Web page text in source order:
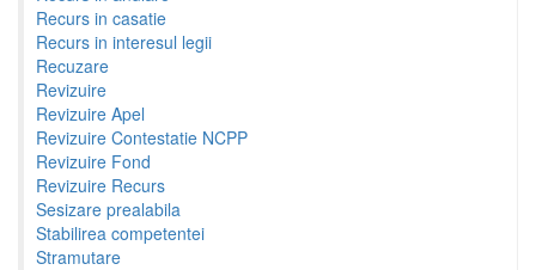
Recurs in casatie
Recurs in interesul legii
Recuzare
Revizuire
Revizuire Apel
Revizuire Contestatie NCPP
Revizuire Fond
Revizuire Recurs
Sesizare prealabila
Stabilirea competentei
Stramutare